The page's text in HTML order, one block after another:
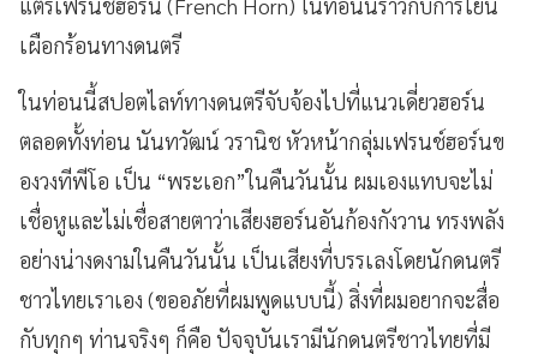
เผือกร้อนทางดนตรี
ในท่อนนี้สปอตไลท์ทางดนตรีจับจ้องไปที่แนวเดี่ยวฮอร์น
ตลอดทั้งท่อน นันทวัฒน์ วรานิช หัวหน้ากลุ่มเฟรนช์ฮอร์นข
องวงทีพีโอ เป็น “พระเอก”ในคืนวันนั้น ผมเองแทบจะไม่
เชื่อหูและไม่เชื่อสายตาว่าเสียงฮอร์นอันก้องกังวาน ทรงพลัง
อย่างน่างดงามในคืนวันนั้น เป็นเสียงที่บรรเลงโดยนักดนตรี
ชาวไทยเราเอง (ขออภัยที่ผมพูดแบบนี้) สิ่งที่ผมอยากจะสื่อ
กับทุกๆ ท่านจริงๆ ก็คือ ปัจจุบันเรามีนักดนตรีชาวไทยที่มี